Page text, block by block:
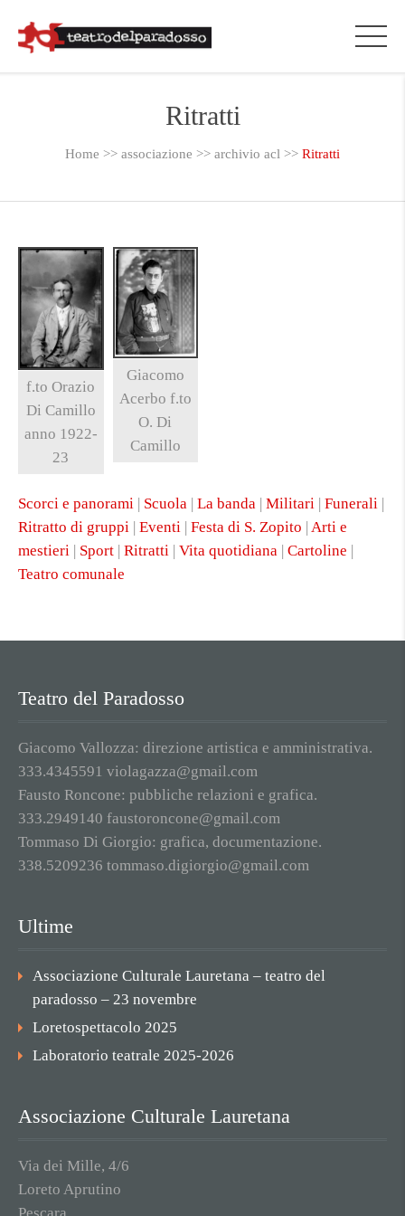
Ritratti
Home >> associazione >> archivio acl >> Ritratti
f.to Orazio
Di Camillo
anno 1922-
23
Giacomo
Acerbo f.to
O. Di
Camillo
Scorci e panorami Scuola La banda Militari Funerali
Ritratto di gruppi Eventi Festa di S. Zopito Arti e
mestieri
Sport Ritratti Vita quotidiana Cartoline
Teatro comunale
Teatro del Paradosso
Giacomo Vallozza: direzione artistica e amministrativa.
333.4345591 violagazza@gmail.com
Fausto Roncone: pubbliche relazioni e grafica.
333.2949140 faustoroncone@gmail.com
Tommaso Di Giorgio: grafica, documentazione.
338.5209236 tommaso.digiorgio@gmail.com
Ultime
Associazione Culturale Lauretana – teatro del
paradosso – 23 novembre
Loretospettacolo 2025
Laboratorio teatrale 2025-2026
Associazione Culturale Lauretana
Via dei Mille, 4/6
Loreto Aprutino